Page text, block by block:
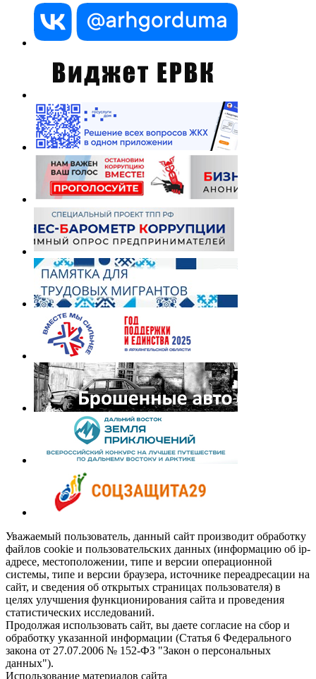
Уважаемый пользователь, данный сайт производит обработку
файлов cookie и пользовательских данных (информацию об ip-
адресе, местоположении, типе и версии операционной
системы, типе и версии браузера, источнике переадресации на
сайт, и сведения об открытых страницах пользователя) в
целях улучшения функционирования сайта и проведения
статистических исследований.
Продолжая использовать сайт, вы даете согласие на сбор и
обработку указанной информации (Статья 6 Федерального
закона от 27.07.2006 № 152-ФЗ "Закон о персональных
данных").
Использование материалов сайта